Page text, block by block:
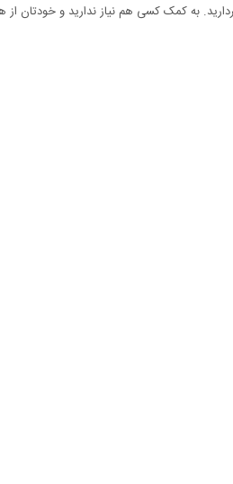
به کمک کسی هم نیاز ندارید و خودتان